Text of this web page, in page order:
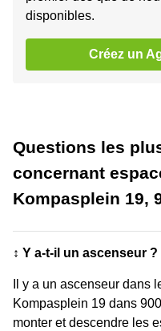
disponibles.
Créez un
Questions les
concernant
Kompasplein 19,
↕️ Y a-t-il un ascenseur ?
Il y a un ascenseur dans
Kompasplein 19 dans
monter et descendre les